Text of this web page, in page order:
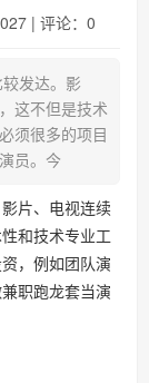
| 评论：0
发达。影
这不但是技术
须很多的项目
员。今
片、电视连续
和技术专业工
，例如团队演
职跑龙套当演